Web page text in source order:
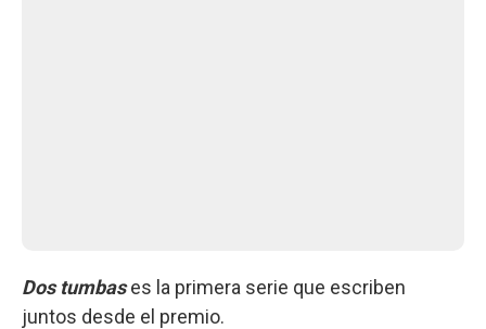
Dos tumbases la primera serie que escriben
juntos desde el premio.